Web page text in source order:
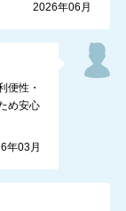
2026年06月
便性・
め安心
年03月